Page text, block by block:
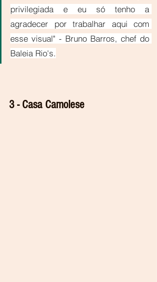
privilegiada e eu só tenho a
agradecer por trabalhar aqui com
esse visual" - Bruno Barros, chef do
Baleia Rio's.
3 - Casa Camolese